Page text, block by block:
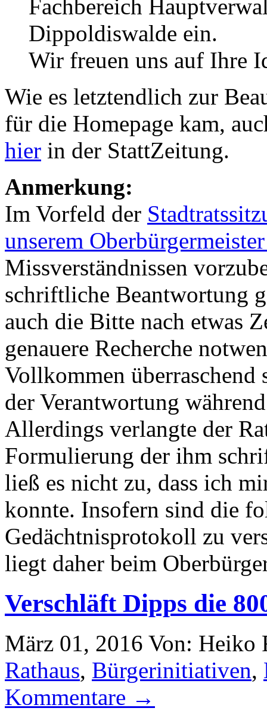
Fachbereich
Dippoldiswalde ein.
Wir freuen uns auf Ihre
Wie es letztendlich zur
für die Homepage kam,
hier in der StattZeitung.
Anmerkung:
Im Vorfeld der
unserem
Missverständnissen
schriftliche Beantwortung
auch die Bitte nach etwas
genauere Recherche
Vollkommen überraschend
der Verantwortung
Allerdings verlangte der
Formulierung der ihm
ließ es nicht zu, dass ich
konnte. Insofern sind die
Gedächtnisprotokoll zu
liegt daher beim
Verschläft Dipps die
März 01, 2016 Von: Heiko
Rathaus, Bürgerinitiativen,
Kommentare →